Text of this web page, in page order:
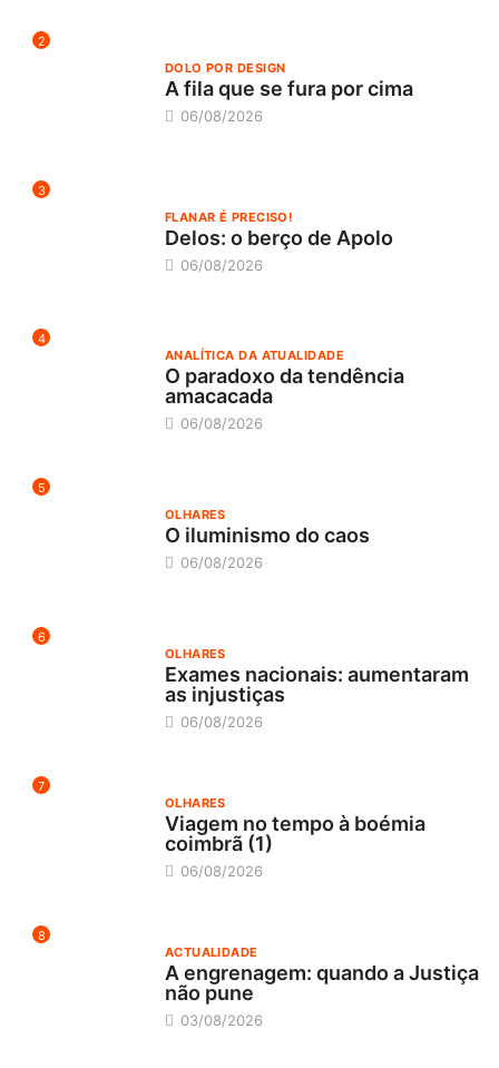
2
DOLO POR DESIGN
A fila que se fura por cima
06/08/2026
3
FLANAR É PRECISO!
Delos: o berço de Apolo
06/08/2026
4
ANALÍTICA DA ATUALIDADE
O paradoxo da tendência
amacacada
06/08/2026
5
OLHARES
O iluminismo do caos
06/08/2026
6
OLHARES
Exames nacionais: aumentaram
as injustiças
06/08/2026
7
OLHARES
Viagem no tempo à boémia
coimbrã (1)
06/08/2026
8
ACTUALIDADE
A engrenagem: quando a Justiça
não pune
03/08/2026